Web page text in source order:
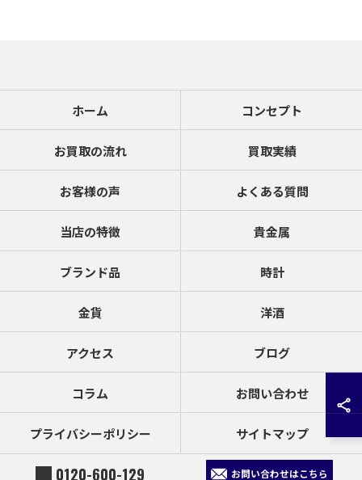
0120-600-129 お問い合わせはこちら
ホーム コンセプト
お買取の流れ 買取実績
お客様の声 よくある質問
当店の特徴 貴金属
ブランド品 時計
金貨 洋酒
アクセス ブログ
コラム お問い合わせ
プライバシーポリシー サイトマップ